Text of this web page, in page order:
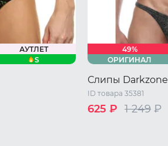
АУТЛЕТ
S
49%
ОРИГИНАЛ
Слипы Darkzone
ID товара 35381
625 ₽ 1 249 ₽